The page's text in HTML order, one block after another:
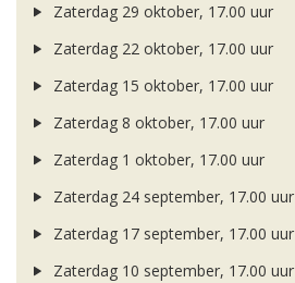
Zaterdag 29 oktober, 17.00 uur
Zaterdag 22 oktober, 17.00 uur
Zaterdag 15 oktober, 17.00 uur
Zaterdag 8 oktober, 17.00 uur
Zaterdag 1 oktober, 17.00 uur
Zaterdag 24 september, 17.00 uur
Zaterdag 17 september, 17.00 uur
Zaterdag 10 september, 17.00 uur